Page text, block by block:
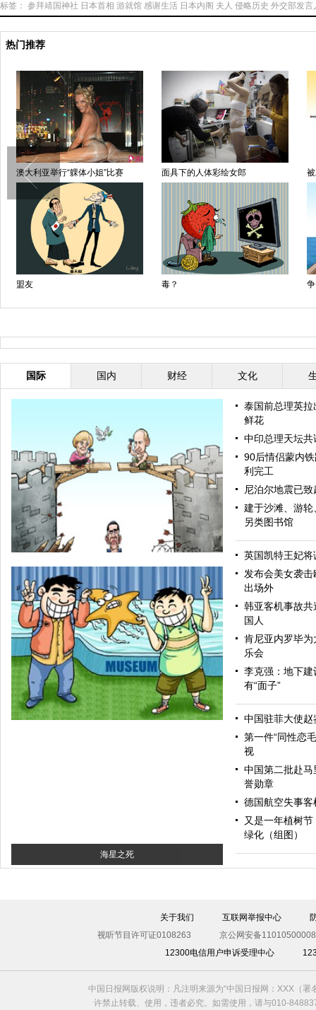
标签： 参拜靖国神社 日本首相 游就馆 感谢生活 日本内阁 夫人 侵略历史 外交部发言
热门推荐
澳大利亚举行“躶体小姐”比赛 面具下的人体彩绘女郎
盟友 毒？ 争
国际 国内 财经 文化
和为贵
海星之死
泰国前总理英
鲜花
中印总理天坛共
90后情侣蒙内
利完工
尼泊尔地震已
建于沙滩、游
另类图书馆
英国凯特王妃
发布会美女袭
出场外
韩亚客机事故
国人
肯尼亚内罗毕
乐会
李克强：地下建
有“面子”
中国驻菲大使
第一件“同性恋
视
中国第二批赴
誉勋章
德国航空失事
又是一年植树
绿化（组图）
关于我们 互联网举报中心
视听节目许可证0108263
京公网安备
12300电信用户申诉受理中心
中国日报网版权说明：凡注明来源为“中国日报网：XXX（
许禁止转载、使用，违者必究。如需使用，请与010-